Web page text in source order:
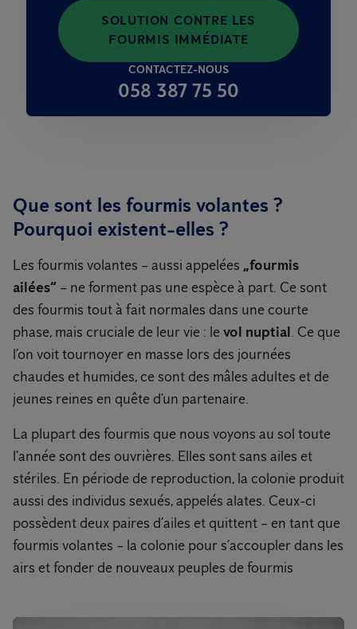
SOLUTION CONTRE LES
FOURMIS IMMÉDIATE
CONTACTEZ-NOUS
058 387 75 50
Que sont les fourmis volantes ?
Pourquoi existent-elles ?
Les fourmis volantes – aussi appelées „fourmis
ailées“ – ne forment pas une espèce à part. Ce sont
des fourmis tout à fait normales dans une courte
phase, mais cruciale de leur vie : levol nuptial. Ce que
l’on voit tournoyer en masse lors des journées
chaudes et humides, ce sont des mâles adultes et de
jeunes reines en quête d’un partenaire.
La plupart des fourmis que nous voyons au sol toute
l’année sont des ouvrières. Elles sont sans ailes et
stériles. En période de reproduction, la colonie produit
aussi des individus sexués, appelés alates. Ceux-ci
possèdent deux paires d’ailes et quittent – en tant que
fourmis volantes – la colonie pour s’accoupler dans les
airs et fonder de nouveaux peuples de fourmis